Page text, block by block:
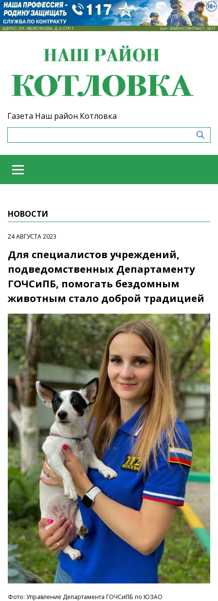
Газета Наш район Котловка
НОВОСТИ
24 АВГУСТА 2023
Для специалистов учреждений,
подведомственных Департаменту
ГОЧСиПБ, помогать бездомным
животным стало доброй традицией
Фото: Управление Департамента ГОЧСиПБ по ЮЗАО